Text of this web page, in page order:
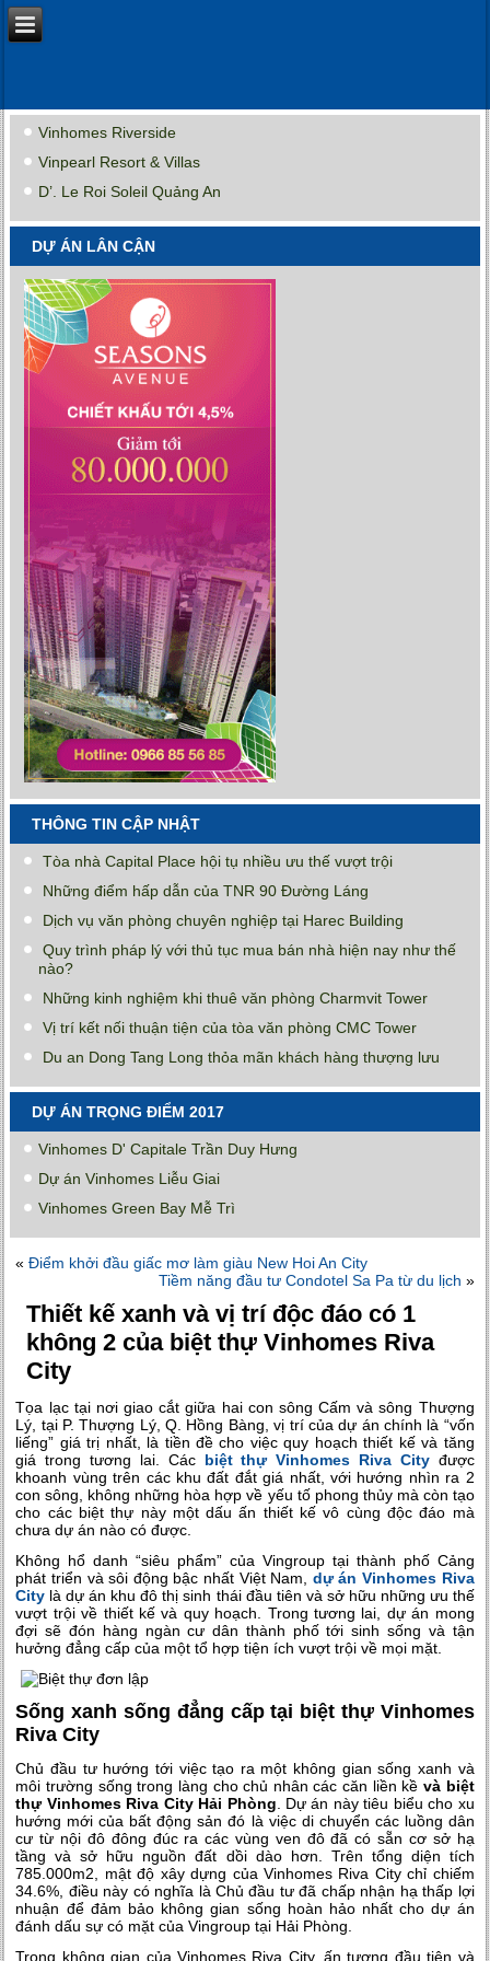
Vinhomes Riverside
Vinpearl Resort & Villas
D’. Le Roi Soleil Quảng An
DỰ ÁN LÂN CẬN
THÔNG TIN CẬP NHẬT
Tòa nhà Capital Place hội tụ nhiều ưu thế vượt trội
Những điểm hấp dẫn của TNR 90 Đường Láng
Dịch vụ văn phòng chuyên nghiệp tại Harec Building
Quy trình pháp lý với thủ tục mua bán nhà hiện nay như thế
nào?
Những kinh nghiệm khi thuê văn phòng Charmvit Tower
Vị trí kết nối thuận tiện của tòa văn phòng CMC Tower
Du an Dong Tang Long thỏa mãn khách hàng thượng lưu
DỰ ÁN TRỌNG ĐIỂM 2017
Vinhomes D' Capitale Trần Duy Hưng
Dự án Vinhomes Liễu Giai
Vinhomes Green Bay Mễ Trì
«Điểm khởi đầu giấc mơ làm giàu New Hoi An City
Tiềm năng đầu tư Condotel Sa Pa từ du lịch »
Thiết kế xanh và vị trí độc đáo có 1
không 2 của biệt thự Vinhomes Riva
City
Tọa lạc tại nơi giao cắt giữa hai con sông Cấm và sông Thượng
Lý, tại P. Thượng Lý, Q. Hồng Bàng, vị trí của dự án chính là “vốn
liếng” giá trị nhất, là tiền đề cho việc quy hoạch thiết kế và tăng
giá trong tương lai. Các biệt thự Vinhomes Riva Cityđược
khoanh vùng trên các khu đất đắt giá nhất, với hướng nhìn ra 2
con sông, không những hòa hợp về yếu tố phong thủy mà còn tạo
cho các biệt thự này một dấu ấn thiết kế vô cùng độc đáo mà
chưa dự án nào có được.
Không hổ danh “siêu phẩm” của Vingroup tại thành phố Cảng
phát triển và sôi động bậc nhất Việt Nam, dự án Vinhomes Riva
City là dự án khu đô thị sinh thái đầu tiên và sở hữu những ưu thế
vượt trội về thiết kế và quy hoạch. Trong tương lai, dự án mong
đợi sẽ đón hàng ngàn cư dân thành phố tới sinh sống và tận
hưởng đẳng cấp của một tổ hợp tiện ích vượt trội về mọi mặt.
Sống xanh sống đẳng cấp tại biệt thự Vinhomes
Riva City
Chủ đầu tư hướng tới việc tạo ra một không gian sống xanh và
môi trường sống trong làng cho chủ nhân các căn liền kề và biệt
thự Vinhomes Riva City Hải Phòng. Dự án này tiêu biểu cho xu
hướng mới của bất động sản đó là việc di chuyển các luồng dân
cư từ nội đô đông đúc ra các vùng ven đô đã có sẵn cơ sở hạ
tầng và sở hữu nguồn đất dồi dào hơn. Trên tổng diện tích
785.000m2, mật độ xây dựng của Vinhomes Riva City chỉ chiếm
34.6%, điều này có nghĩa là Chủ đầu tư đã chấp nhận hạ thấp lợi
nhuận để đảm bảo không gian sống hoàn hảo nhất cho dự án
đánh dấu sự có mặt của Vingroup tại Hải Phòng.
Trong không gian của Vinhomes Riva City, ấn tượng đầu tiên và